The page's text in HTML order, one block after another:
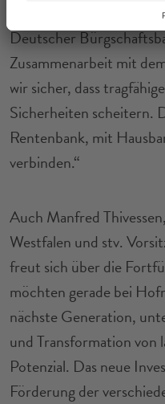
Guy Selbherr,
Deutscher
Zusammenarbeit mit
wir sicher, dass
Sicherheiten scheitern.
Rentenbank, mit
verbinden.“
Auch Manfred
Westfalen und stv.
freut sich über die
möchten gerade bei
nächste Generation,
und Transformation von
Potenzial. Das neue
Förderung der